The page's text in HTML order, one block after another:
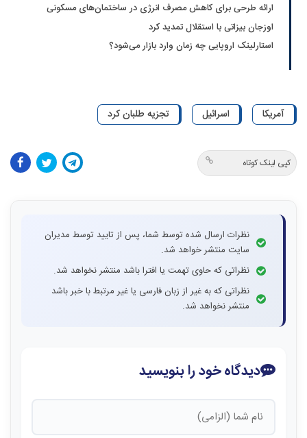
ارائه طرحی برای کاهش مصرف انرژی در ساختمان‌های مسکونی
اوزجان بیزاتی با استقلال تمدید کرد
استارلینک اروپایی چه زمان وارد بازار می‌شود؟
آمریکا اسرائیل تجزیه طلبان کرد
کپی لینک کوتاه
نظرات ارسال شده توسط شما، پس از تایید توسط مدیران
سایت منتشر خواهد شد.
نظراتی که حاوی تهمت یا افترا باشد منتشر نخواهد شد.
نظراتی که به غیر از زبان فارسی یا غیر مرتبط با خبر باشد
منتشر نخواهد شد.
دیدگاه خود را بنویسید